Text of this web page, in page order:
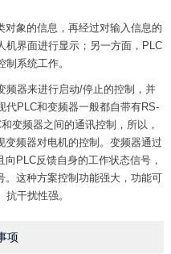
对象的信息，再经过对输入信息的
机界面进行显示；另一方面，PLC
系统工作。
频器来进行启动/停止的控制，并
代PLC和变频器一般都自带有RS-
变频器之间的通讯控制，所以，
频器对电机的控制。变频器通过
PLC反馈自身的工作状态信号，
。这种方案控制功能强大，功能可
干扰性强。
项